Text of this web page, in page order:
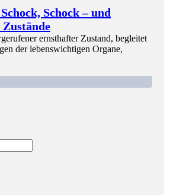
Schock – und
ernsthafter Zustand, begleitet
der lebenswichtigen Organe,